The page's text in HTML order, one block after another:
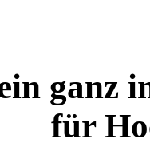
ganz
für